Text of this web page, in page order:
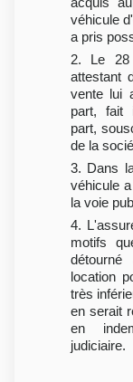
véhicule
a pris
2. Le 28
attestant
vente lui
part, fait
part,
de la
3. Dans
véhicule
la voie
4.
motifs
location
très
en serait
en
judiciaire.